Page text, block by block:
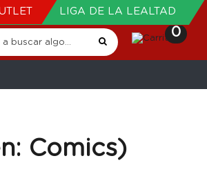
LIGA DE LA LEALTAD
0
Comics)